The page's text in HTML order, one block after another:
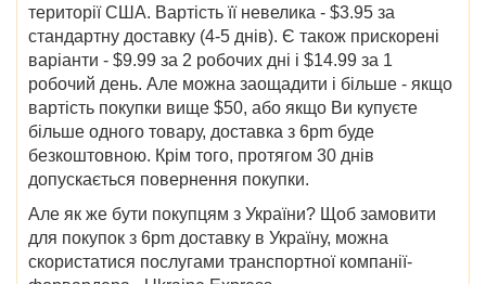
території США. Вартість її невелика - $3.95 за
стандартну доставку (4-5 днів). Є також прискорені
варіанти - $9.99 за 2 робочих дні і $14.99 за 1
робочий день. Але можна заощадити і більше - якщо
вартість покупки вище $50, або якщо Ви купуєте
більше одного товару, доставка з 6pm буде
безкоштовною. Крім того, протягом 30 днів
допускається повернення покупки.
Але як же бути покупцям з України? Щоб замовити
для покупок з 6pm доставку в Україну, можна
скористатися послугами транспортної компанії-